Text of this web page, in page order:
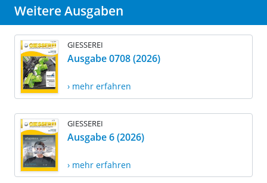
Weitere Ausgaben
GIESSEREI
Ausgabe 0708 (2026)
› mehr erfahren
GIESSEREI
Ausgabe 6 (2026)
› mehr erfahren